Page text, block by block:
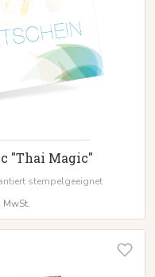
"Thai Magic"
stempelgeeignet